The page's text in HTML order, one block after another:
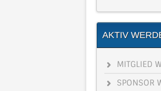
AKTIV
MITGLIED
SPONSOR